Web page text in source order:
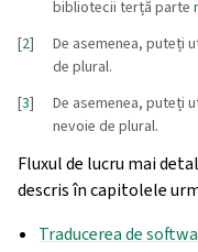
bibliotecii terță parte
[2] De asemenea, puteți
de plural.
[3] De asemenea, puteți
nevoie de plural.
Fluxul de lucru mai
descris în capitolele
Traducerea de